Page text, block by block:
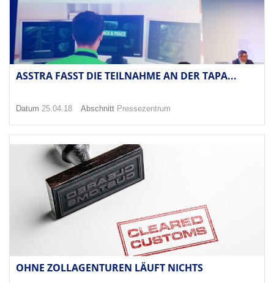
ASSTRA FASST DIE TEILNAHME AN DER TAPA...
Datum 25.04.18 Abschnitt Pressezentrum
OHNE ZOLLAGENTUREN LÄUFT NICHTS